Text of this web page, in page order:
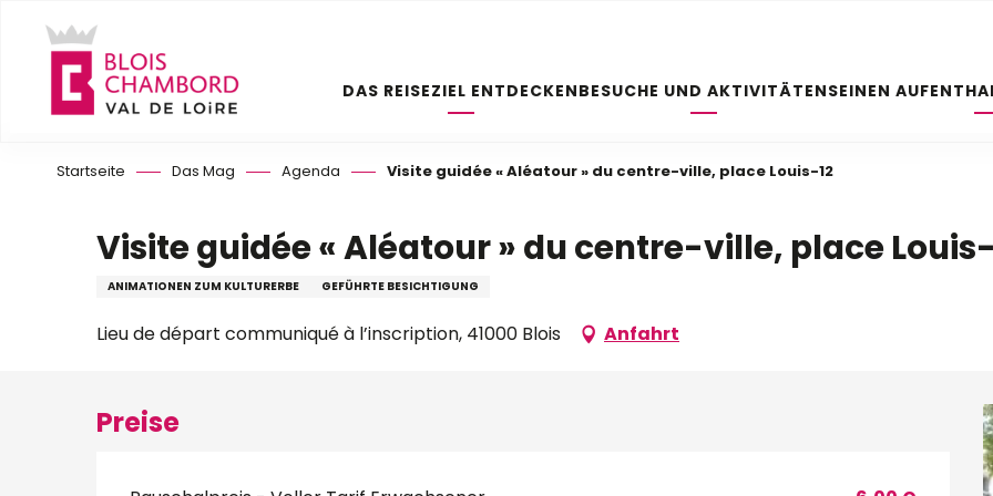
contenu
principal
DAS REISEZIEL ENTDECKENBESUCHE UND AKTIVITÄTENSEINEN
Startseite Das Mag Agenda Visite guidée « Aléatour » du centre-ville, place Louis-12
Visite guidée « Aléatour » du centre-ville, place
ANIMATIONEN ZUM KULTURERBE GEFÜHRTE BESICHTIGUNG
Lieu de départ communiqué à l’inscription, 41000 Blois Anfahrt
Preise